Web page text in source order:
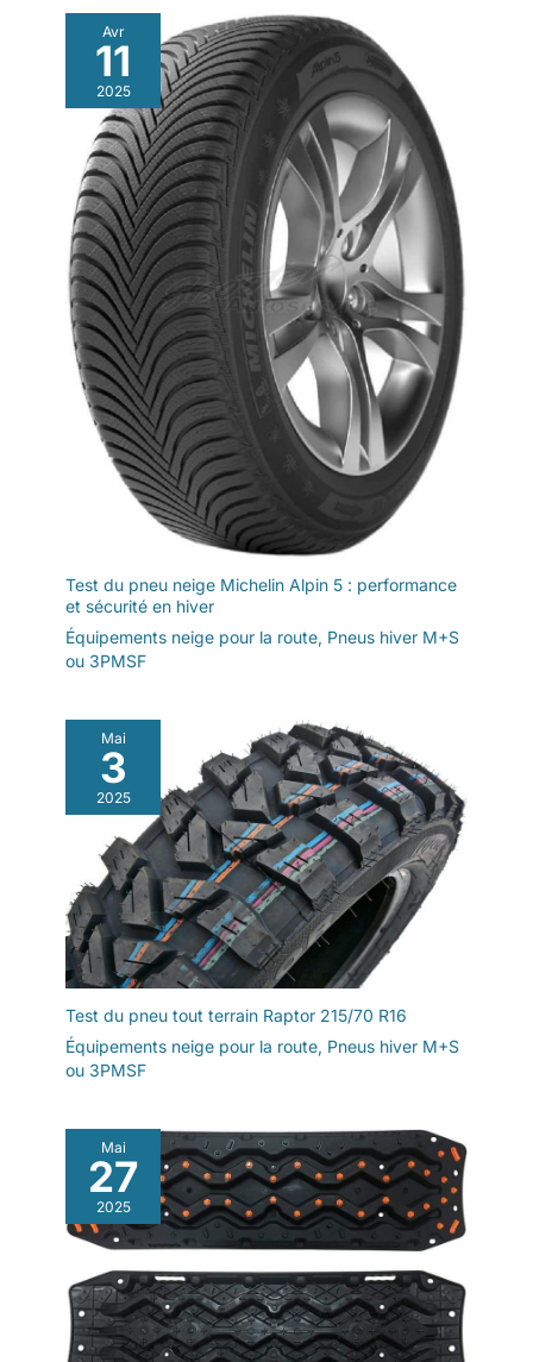
Avr
11
2025
Test du pneu neige Michelin Alpin 5 : performance
et sécurité en hiver
Équipements neige pour la route, Pneus hiver M+S
ou 3PMSF
Mai
3
2025
Test du pneu tout terrain Raptor 215/70 R16
Équipements neige pour la route, Pneus hiver M+S
ou 3PMSF
Mai
27
2025